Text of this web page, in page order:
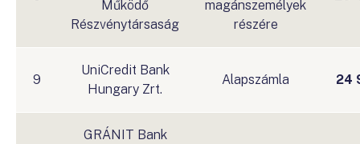
Működő
Részvénytársaság
magánszemélyek
részére
9
UniCredit Bank
Hungary Zrt.
Alapszámla 24
GRÁNIT Bank